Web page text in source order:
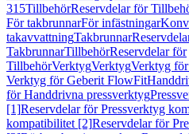
315TillbehörReservdelar för
För takbrunnarFör infästningar
takavvattningTakbrunnar
TakbrunnarTillbehörReservdelar för
TillbehörVerktygVerktygVerktyg
Verktyg för Geberit FlowFit
för Handdrivna pressverktyg
[1]Reservdelar för Pressverktyg
kompatibilitet [2]Reservdelar för